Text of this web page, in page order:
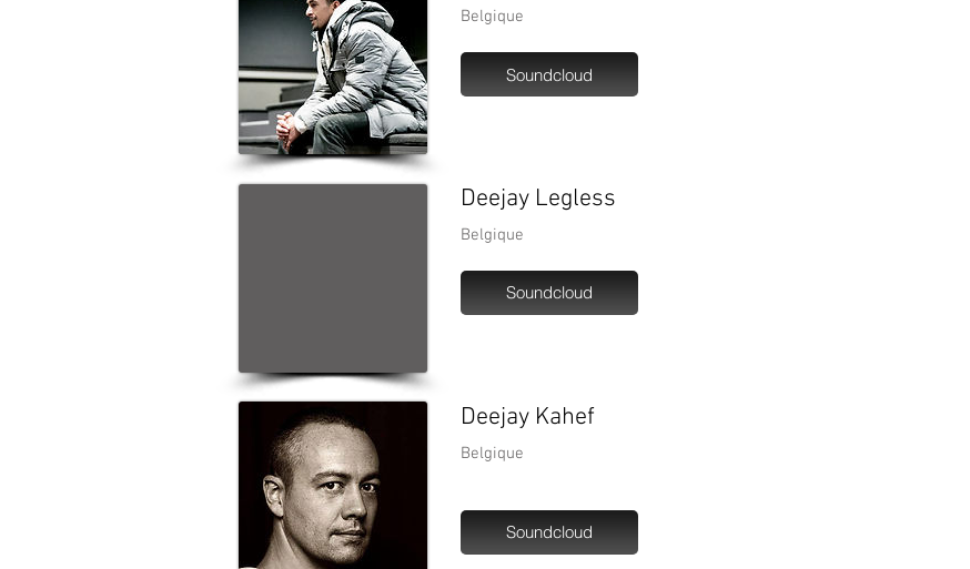
Belgique
Soundcloud
Deejay Legless
Belgique
Soundcloud
Deejay Kahef
Belgique
Soundcloud